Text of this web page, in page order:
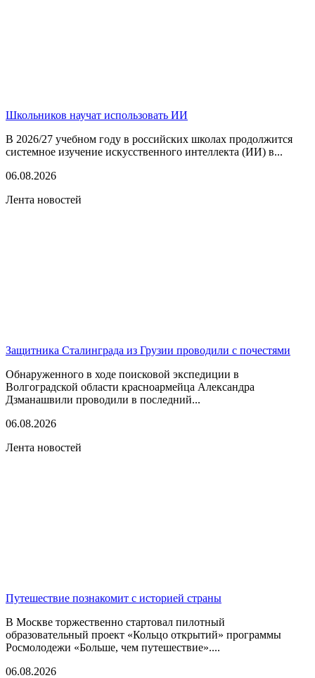
Школьников научат использовать ИИ
В 2026/27 учебном году в российских школах продолжится
системное изучение искусственного интеллекта (ИИ) в...
06.08.2026
Лента новостей
Защитника Сталинграда из Грузии проводили с почестями
Обнаруженного в ходе поисковой экспедиции в
Волгоградской области красноармейца Александра
Дзманашвили проводили в последний...
06.08.2026
Лента новостей
Путешествие познакомит с историей страны
В Москве торжественно стартовал пилотный
образовательный проект «Кольцо открытий» программы
Росмолодежи «Больше, чем путешествие»....
06.08.2026